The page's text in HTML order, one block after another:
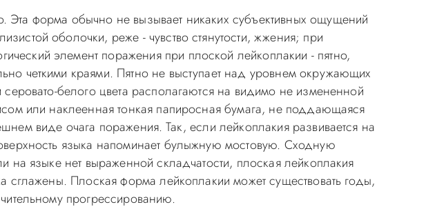
Эта форма обычно не вызывает никаких субъективных ощущений
оболочки, реже - чувство стянутости, жжения; при
элемент поражения при плоской лейкоплакии - пятно,
четкими краями. Пятно не выступает над уровнем окружающих
белого цвета располагаются на видимо не измененной
или наклеенная тонкая папиросная бумага, не поддающаяся
виде очага поражения. Так, если лейкоплакия развивается на
языка напоминает булыжную мостовую. Сходную
языке нет выраженной складчатости, плоская лейкоплакия
сглажены. Плоская форма лейкоплакии может существовать годы,
прогрессированию.